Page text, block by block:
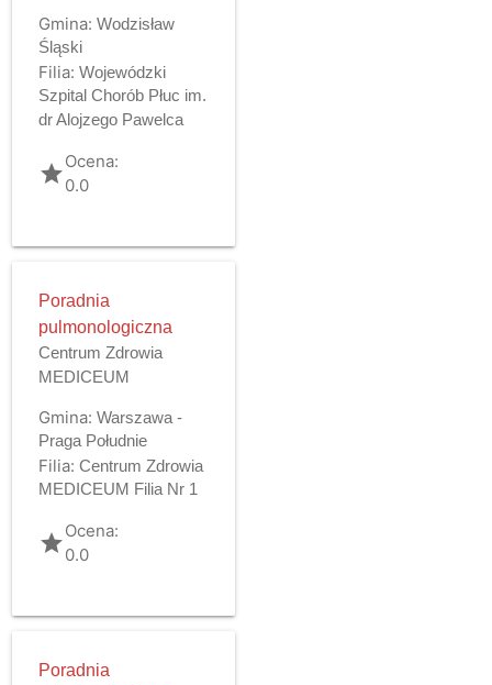
Gmina: Wodzisław
Śląski
Filia: Wojewódzki
Szpital Chorób Płuc im.
dr Alojzego Pawelca
gradeOcena:
0.0
Poradnia
pulmonologiczna
Centrum Zdrowia
MEDICEUM
Gmina: Warszawa -
Praga Południe
Filia: Centrum Zdrowia
MEDICEUM Filia Nr 1
gradeOcena:
0.0
Poradnia